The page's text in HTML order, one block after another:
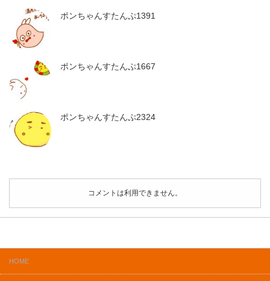
ポンちゃんすたんぷ1391
ポンちゃんすたんぷ1667
ポンちゃんすたんぷ2324
コメントは利用できません。
HOME